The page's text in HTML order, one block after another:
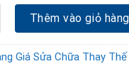
Vga Leadtek số lượng
Thêm vào giỏ hàng
Giá Sửa Chữa Thay